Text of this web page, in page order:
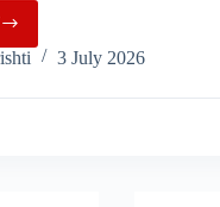
3 July 2026